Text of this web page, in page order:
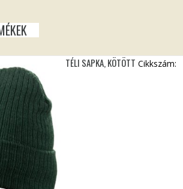
TÉLI SAPKA, KÖTÖTT Cikkszám: